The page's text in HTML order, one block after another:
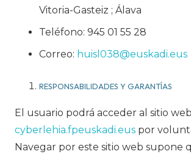
Vitoria-Gasteiz ; Álava
Teléfono: 945 01 55 28
Correo: huisl038@euskadi.eus
RESPONSABILIDADES Y GARANTÍAS
El usuario podrá acceder al sitio web
cyberlehia.fpeuskadi.eus por
Navegar por este sitio web supone